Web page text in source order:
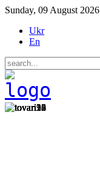
Sunday, 09 August 2026
Ukr
En